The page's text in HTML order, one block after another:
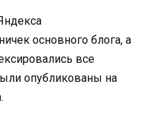
основного блога, а
все
опубликованы на